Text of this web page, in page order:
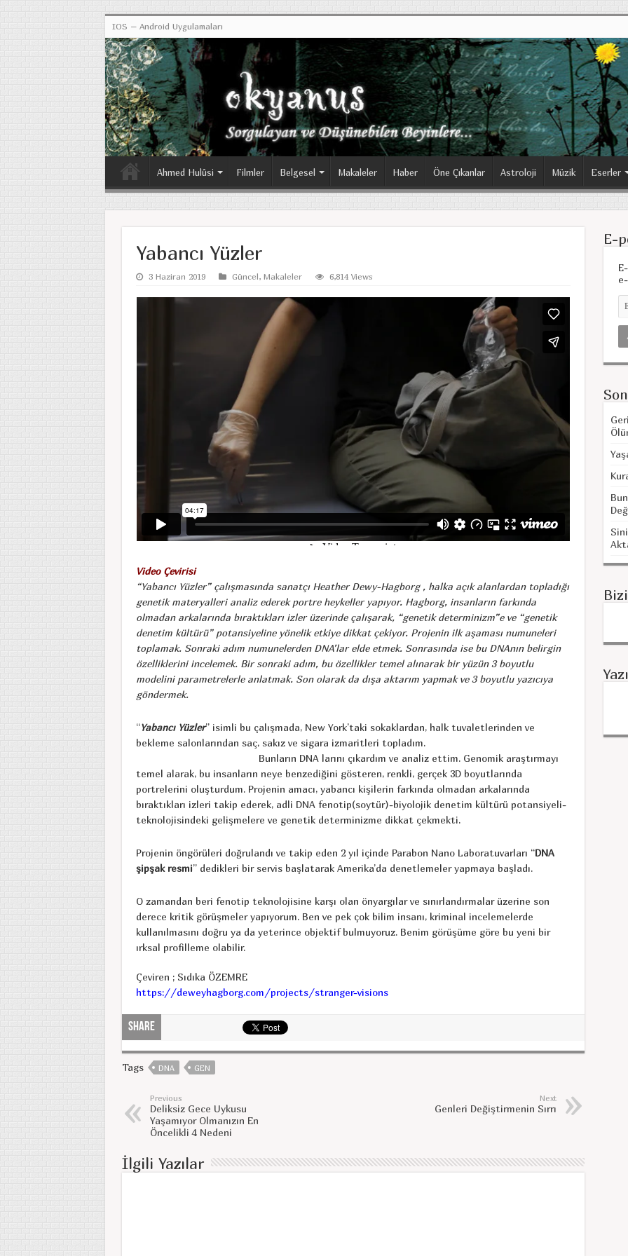
IOS – Android Uygulamaları
Ahmed Hulûsi Filmler Belgesel Makaleler Haber Öne Çıkanlar Astroloji Müzik Eserler
Yabancı Yüzler
3 Haziran 2019 Güncel, Makaleler 6,814 Views
Video Çevirisi
“Yabancı Yüzler” çalışmasında sanatçı Heather Dewy-Hagborg , halka açık alanlardan topladığı
genetik materyalleri analiz ederek portre heykeller yapıyor. Hagborg, insanların farkında
olmadan arkalarında bıraktıkları izler üzerinde çalışarak, “genetik determinizm”e ve “genetik
denetim kültürü” potansiyeline yönelik etkiye dikkat çekiyor. Projenin ilk aşaması numuneleri
toplamak. Sonraki adım numunelerden DNA’lar elde etmek. Sonrasında ise bu DNAnın belirgin
özelliklerini incelemek. Bir sonraki adım, bu özellikler temel alınarak bir yüzün 3 boyutlu
modelini parametrelerle anlatmak. Son olarak da dışa aktarım yapmak ve 3 boyutlu yazıcıya
göndermek.
“Yabancı Yüzler” isimli bu çalışmada, New York’taki sokaklardan, halk tuvaletlerinden ve
bekleme salonlarından saç, sakız ve sigara izmaritleri topladım.
Bunların DNA larını çıkardım ve analiz ettim. Genomik araştırmayı
temel alarak, bu insanların neye benzediğini gösteren, renkli, gerçek 3D boyutlarında
portrelerini oluşturdum. Projenin amacı, yabancı kişilerin farkında olmadan arkalarında
bıraktıkları izleri takip ederek, adli DNA fenotip(soytür)-biyolojik denetim kültürü potansiyeli-
teknolojisindeki gelişmelere ve genetik determinizme dikkat çekmekti.
Projenin öngörüleri doğrulandı ve takip eden 2 yıl içinde Parabon Nano Laboratuvarları “DNA
şipşak resmi” dedikleri bir servis başlatarak Amerika’da denetlemeler yapmaya başladı.
O zamandan beri fenotip teknolojisine karşı olan önyargılar ve sınırlandırmalar üzerine son
derece kritik görüşmeler yapıyorum. Ben ve pek çok bilim insanı, kriminal incelemelerde
kullanılmasını doğru ya da yeterince objektif bulmuyoruz. Benim görüşüme göre bu yeni bir
ırksal profilleme olabilir.
Çeviren ; Sıdıka ÖZEMRE
https://deweyhagborg.com/projects/stranger-visions
Share
Tags DNA GEN
Previous
Deliksiz Gece Uykusu
Yaşamıyor Olmanızın En
Öncelikli 4 Nedeni
Next
Genleri Değiştirmenin Sırrı
İlgili Yazılar
E-
Yazı